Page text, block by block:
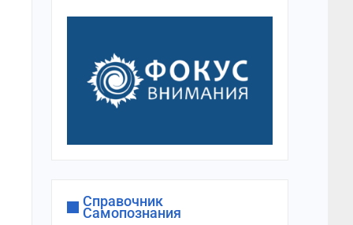
Справочник
Самопознания